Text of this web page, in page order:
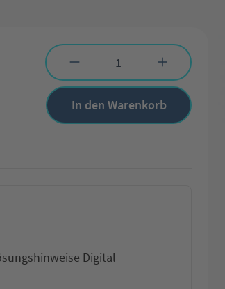
Produkt Anzahl: Gib den gewünschten
In den Warenkorb
Digital